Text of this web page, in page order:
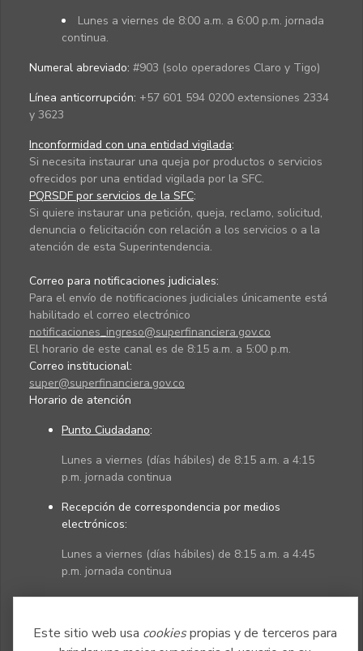
Este sitio web usa cookiespropias y de terceros para
Lunes a viernes de 8:00 a.m. a 6:00 p.m. jornada
continua.
Numeral abreviado: #903 (solo operadores Claro y Tigo)
Línea anticorrupción: +57 601 594 0200 extensiones 2334
y 3623
Inconformidad con una entidad vigilada:
Si necesita instaurar una queja por productos o servicios
ofrecidos por una entidad vigilada por la SFC.
PQRSDF por servicios de la SFC:
Si quiere instaurar una petición, queja, reclamo, solicitud,
denuncia o felicitación con relación a los servicios o a la
atención de esta Superintendencia.
Correo para notificaciones judiciales:
Para el envío de notificaciones judiciales únicamente está
habilitado el correo electrónico
notificaciones_ingreso@superfinanciera.gov.co
El horario de este canal es de 8:15 a.m. a 5:00 p.m.
Correo institucional:
super@superfinanciera.gov.co
Horario de atención
Punto Ciudadano:
Lunes a viernes (días hábiles) de 8:15 a.m. a 4:15
p.m. jornada continua
Recepción de correspondencia por medios
electrónicos:
Lunes a viernes (días hábiles) de 8:15 a.m. a 4:45
p.m. jornada continua